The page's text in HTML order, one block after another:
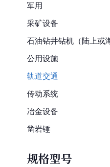
军用
采矿设备
石油钻井钻机 （陆上或
公用设施
轨道交通
传动系统
冶金设备
凿岩锤
规格型号